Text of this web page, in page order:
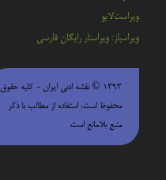
ویراست‌لایو
ویراسباز: ویراستار رایگان فارسی
۱۳۹۳ © نقشه ادبی ایران - كليه حقوق
محفوظ است، استفاده از مطالب با ذكر
منبع بلامانع است.